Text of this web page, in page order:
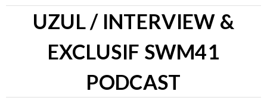
UZUL / INTERVIEW &
EXCLUSIF SWM41
PODCAST